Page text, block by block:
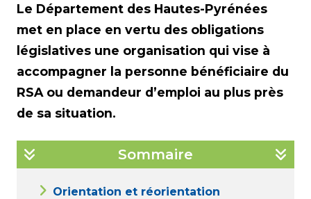
Le Département des Hautes-Pyrénées
met en place en vertu des obligations
législatives une organisation qui vise à
accompagner la personne bénéficiaire du
RSA ou demandeur d’emploi au plus près
de sa situation.
Sommaire
Orientation et réorientation